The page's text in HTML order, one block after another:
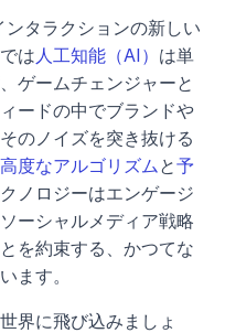
タラクションの新しい
は人工知能（AI） は単
ゲームチェンジャーと
ードの中でブランドや
のノイズを突き抜ける
高度なアルゴリズムと予
ノロジーはエンゲージ
ーシャルメディア戦略
を約束する、かつてな
ます。
界に飛び込みましょ